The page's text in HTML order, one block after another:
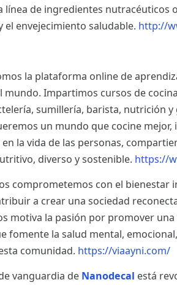
línea de ingredientes nutracéuticos
el envejecimiento saludable. http://
la plataforma online de
mundo. Impartimos cursos de
sumillería, barista, nutrición
un mundo que cocine mejor,
la vida de las personas,
diverso y sostenible. https://
comprometemos con el bienestar
a crear una sociedad
motiva la pasión por promover
fomente la salud mental,
comunidad. https://viaayni.com/
vanguardia de Nanodecal está